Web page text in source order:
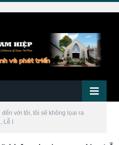
đến với tôi, tôi sẽ không lọai ra
I